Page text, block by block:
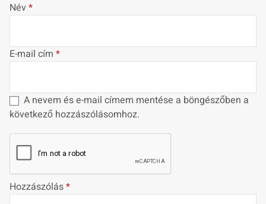
Név*
E-mail cím *
A nevem és e-mail címem mentése a böngészőben a
következő hozzászólásomhoz.
Hozzászólás*